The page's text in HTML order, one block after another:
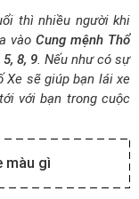
thì nhiều người khi
vàoCung mệnh Thổ
5, 8, 9. Nếu như có sự
Xe sẽ giúp bạn lái xe
với bạn trong cuộc
màu gì